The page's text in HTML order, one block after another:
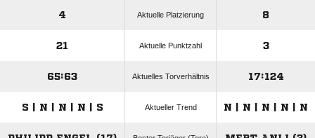
4 Aktuelle Platzierung 8
21 Aktuelle Punktzahl 3
65:63 Aktuelles Torverhältnis 17:124
S | N | N | N | S Aktueller Trend N | N | N | N | N